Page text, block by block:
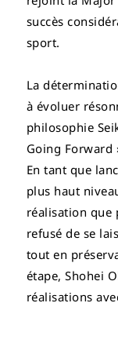
succès
sport.
La
à évoluer
philosophie
Going Forward
En tant que
plus haut
réalisation que
refusé de se
tout en
étape, Shohei
réalisations